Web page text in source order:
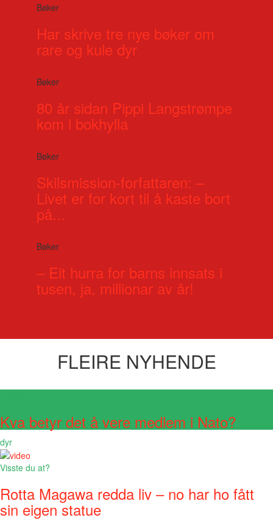
Bøker
Har skrive tre nye bøker om
rare og kule dyr
Bøker
80 år sidan Pippi Langstrømpe
kom i bokhylla
Bøker
Skilsmission-forfattaren: –
Livet er for kort til å kaste bort
på...
Bøker
– Eit hurra for barns innsats i
tusen, ja, millionar av år!
FLEIRE NYHENDE
Kva betyr det å vere medlem i Nato?
dyr
Visste du at?
Rotta Magawa redda liv – no har ho fått
sin eigen statue